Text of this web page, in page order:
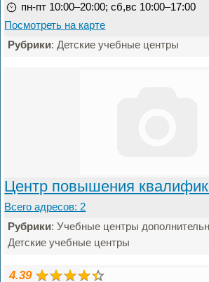
пн-пт 10:00–20:00; сб,вс 10:00–17:00
Посмотреть на карте
Рубрики: Детские учебные центры
Центр повышения
Всего адресов: 2
Рубрики: Учебные центры
Детские учебные центры
4.39